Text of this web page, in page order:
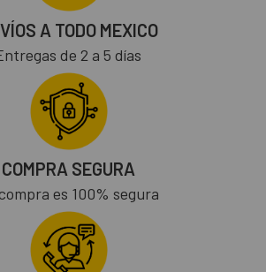
A TODO MEXICO
de 2 a 5 días
COMPRA SEGURA
es 100% segura